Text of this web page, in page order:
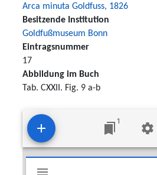
Arca minuta Goldfuss, 1826
Besitzende Institution
Goldfußmuseum Bonn
Eintragsnummer
17
Abbildung im Buch
Tab. CXXII. Fig. 9 a-b
1
MiradorArca minuta